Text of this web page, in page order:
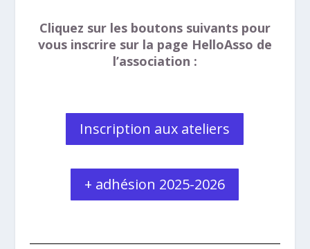
Cliquez sur les boutons suivants pour
vous inscrire sur la page HelloAsso de
l’association :
Inscription aux ateliers
+ adhésion 2025-2026